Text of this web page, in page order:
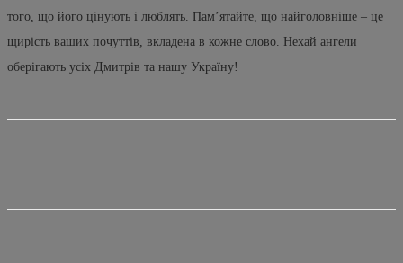
того, що його цінують і люблять. Пам’ятайте, що найголовніше – це
щирість ваших почуттів, вкладена в кожне слово. Нехай ангели
оберігають усіх Дмитрів та нашу Україну!